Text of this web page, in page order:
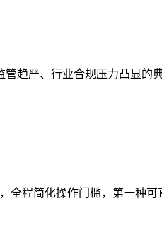
趋严、行业合规压力凸显的
全程简化操作门槛，第一种